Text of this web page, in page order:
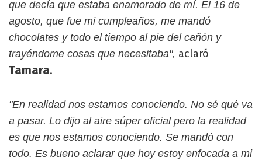
que decía que estaba enamorado de mí. El 16 de
agosto, que fue mi cumpleaños, me mandó
chocolates y todo el tiempo al pie del cañón y
trayéndome cosas que necesitaba", aclaró
Tamara.
"En realidad nos estamos conociendo. No sé qué va
a pasar. Lo dijo al aire súper oficial pero la realidad
es que nos estamos conociendo. Se mandó con
todo. Es bueno aclarar que hoy estoy enfocada a mi